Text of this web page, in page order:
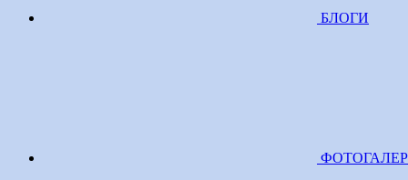
БЛОГИ